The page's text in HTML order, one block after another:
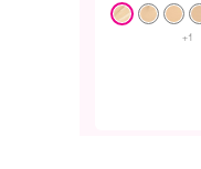
+1